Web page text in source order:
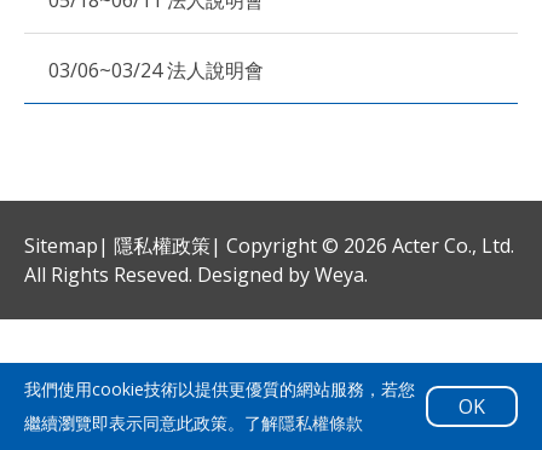
03/06~03/24 法人說明會
Sitemap| 隱私權政策| Copyright © 2026 Acter Co., Ltd.
All Rights Reseved. Designed byWeya.
我們使用cookie技術以提供更優質的網站服務，若您
繼續瀏覽即表示同意此政策。了解隱私權條款
OK